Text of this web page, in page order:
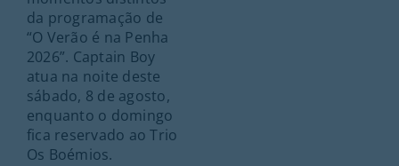
da programação de
“O Verão é na Penha
2026”. Captain Boy
atua na noite deste
sábado, 8 de agosto,
enquanto o domingo
fica reservado ao Trio
Os Boémios.